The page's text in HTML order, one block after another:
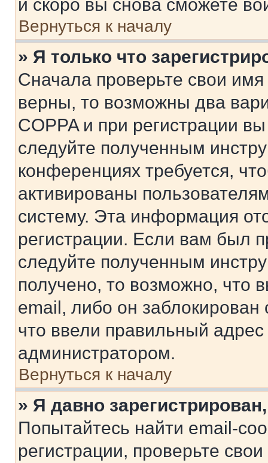
и скоро вы снова сможете
Вернуться к началу
» Я только что
Сначала проверьте свои
верны, то возможны два
COPPA и при регистрации
следуйте полученным
конференциях требуется,
активированы
систему. Эта информация
регистрации. Если вам был
следуйте полученным
получено, то возможно, что
email, либо он
что ввели правильный адрес
администратором.
Вернуться к началу
» Я давно
Попытайтесь найти email-
регистрации, проверьте